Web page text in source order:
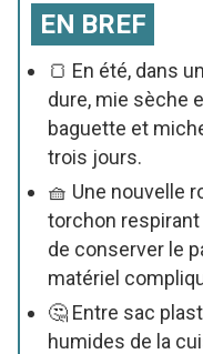
EN BREF
🍞 En été, dans
dure, mie sèche
baguette et
trois jours.
🧺 Une nouvelle
torchon
de conserver le
matériel
🤔 Entre sac
humides de la